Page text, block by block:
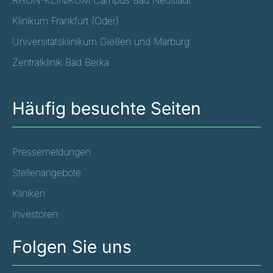
Klinikum Frankfurt (Oder)
Universitätsklinikum Gießen und Marburg
Zentralklinik Bad Berka
Häufig besuchte Seiten
Pressemeldungen
Stellenangebote
Kliniken
Investoren
Folgen Sie uns